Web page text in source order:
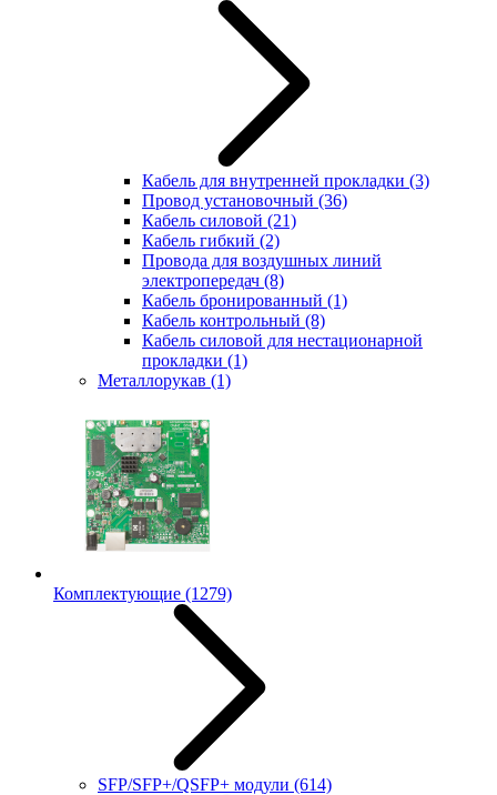
Кабель для внутренней прокладки (3)
Провод установочный (36)
Кабель силовой (21)
Кабель гибкий (2)
Провода для воздушных линий
электропередач (8)
Кабель бронированный (1)
Кабель контрольный (8)
Кабель силовой для нестационарной
прокладки (1)
Металлорукав (1)
Комплектующие (1279)
SFP/SFP+/QSFP+ модули (614)